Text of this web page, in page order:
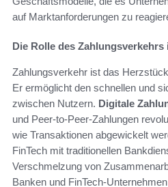
auf Marktanforderungen zu
Die Rolle des
Zahlungsverkehr ist das
Er ermöglicht den schnellen und
zwischen Nutzern. Digitale
und Peer-to-Peer-Zahlungen
wie Transaktionen abgewickelt
FinTech mit traditionellen
Verschmelzung von
Banken und FinTech-